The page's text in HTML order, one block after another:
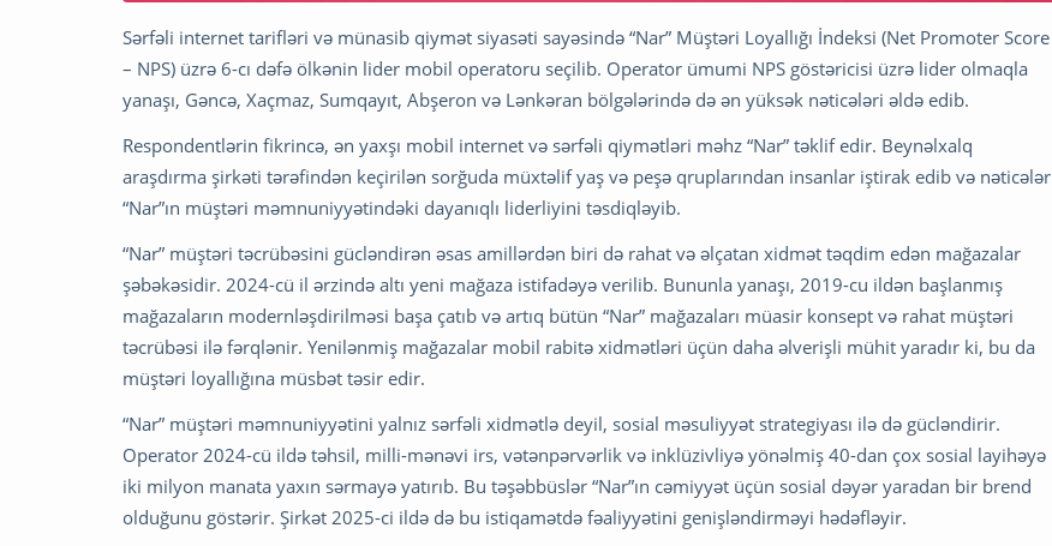
Sərfəli internet tarifləri və münasib qiymət siyasəti sayəsində “Nar” Müştəri Loyallığı İndeksi (Net Promoter Score
– NPS) üzrə 6-cı dəfə ölkənin lider mobil operatoru seçilib. Operator ümumi NPS göstəricisi üzrə lider olmaqla
yanaşı, Gəncə, Xaçmaz, Sumqayıt, Abşeron və Lənkəran bölgələrində də ən yüksək nəticələri əldə edib.
Respondentlərin fikrincə, ən yaxşı mobil internet və sərfəli qiymətləri məhz “Nar” təklif edir. Beynəlxalq
araşdırma şirkəti tərəfindən keçirilən sorğuda müxtəlif yaş və peşə qruplarından insanlar iştirak edib və nəticələr
“Nar”ın müştəri məmnuniyyətindəki dayanıqlı liderliyini təsdiqləyib.
“Nar” müştəri təcrübəsini gücləndirən əsas amillərdən biri də rahat və əlçatan xidmət təqdim edən mağazalar
şəbəkəsidir. 2024-cü il ərzində altı yeni mağaza istifadəyə verilib. Bununla yanaşı, 2019-cu ildən başlanmış
mağazaların modernləşdirilməsi başa çatıb və artıq bütün “Nar” mağazaları müasir konsept və rahat müştəri
təcrübəsi ilə fərqlənir. Yenilənmiş mağazalar mobil rabitə xidmətləri üçün daha əlverişli mühit yaradır ki, bu da
müştəri loyallığına müsbət təsir edir.
“Nar” müştəri məmnuniyyətini yalnız sərfəli xidmətlə deyil, sosial məsuliyyət strategiyası ilə də gücləndirir.
Operator 2024-cü ildə təhsil, milli-mənəvi irs, vətənpərvərlik və inklüzivliyə yönəlmiş 40-dan çox sosial layihəyə
iki milyon manata yaxın sərmayə yatırıb. Bu təşəbbüslər “Nar”ın cəmiyyət üçün sosial dəyər yaradan bir brend
olduğunu göstərir. Şirkət 2025-ci ildə də bu istiqamətdə fəaliyyətini genişləndirməyi hədəfləyir.